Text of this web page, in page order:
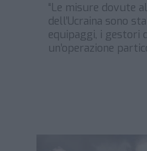
“Le misure dovute
dell’Ucraina sono
equipaggi, i gestori
un’operazione